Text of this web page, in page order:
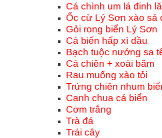
Cá chình um lá đinh
Ốc cừ Lý Sơn xào sả
Gỏi rong biển Lý Sơn
Cá biển hấp xì dầu
Bạch tuộc nướng sa
Cá chiên + xoài băm
Rau muống xào tỏi
Trứng chiên nhum
Canh chua cá biển
Cơm trắng
Trà đá
Trái cây